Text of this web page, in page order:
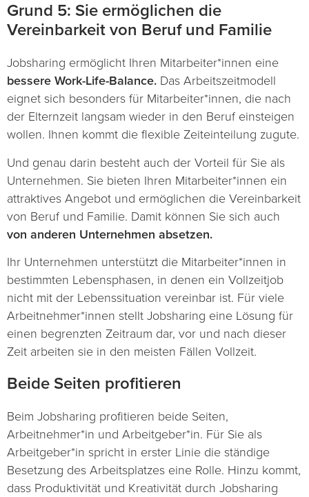
Grund 5: Sie ermöglichen die
Vereinbarkeit von Beruf und Familie
Jobsharing ermöglicht Ihren Mitarbeiter*innen eine
bessere Work-Life-Balance. Das Arbeitszeitmodell
eignet sich besonders für Mitarbeiter*innen, die nach
der Elternzeit langsam wieder in den Beruf einsteigen
wollen. Ihnen kommt die flexible Zeiteinteilung zugute.
Und genau darin besteht auch der Vorteil für Sie als
Unternehmen. Sie bieten Ihren Mitarbeiter*innen ein
attraktives Angebot und ermöglichen die Vereinbarkeit
von Beruf und Familie. Damit können Sie sich auch
von anderen Unternehmen absetzen.
Ihr Unternehmen unterstützt die Mitarbeiter*innen in
bestimmten Lebensphasen, in denen ein Vollzeitjob
nicht mit der Lebenssituation vereinbar ist. Für viele
Arbeitnehmer*innen stellt Jobsharing eine Lösung für
einen begrenzten Zeitraum dar, vor und nach dieser
Zeit arbeiten sie in den meisten Fällen Vollzeit.
Beide Seiten profitieren
Beim Jobsharing profitieren beide Seiten,
Arbeitnehmer*in und Arbeitgeber*in. Für Sie als
Arbeitgeber*in spricht in erster Linie die ständige
Besetzung des Arbeitsplatzes eine Rolle. Hinzu kommt,
dass Produktivität und Kreativität durch Jobsharing